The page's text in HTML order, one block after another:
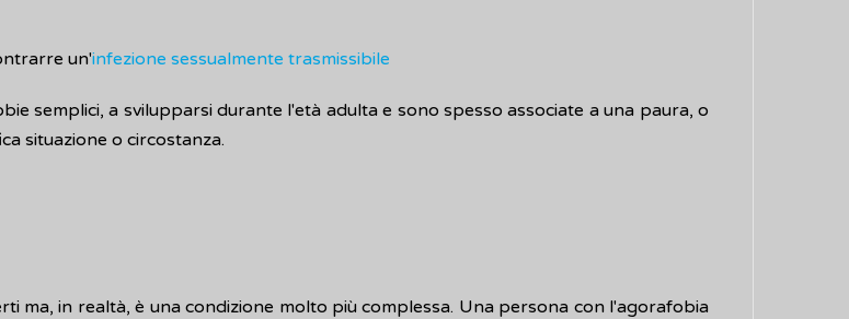
un'infezione sessualmente trasmissibile
semplici, a svilupparsi durante l'età adulta e sono spesso associate a una paura, o
situazione o circostanza.
ma, in realtà, è una condizione molto più complessa. Una persona con l'agorafobia